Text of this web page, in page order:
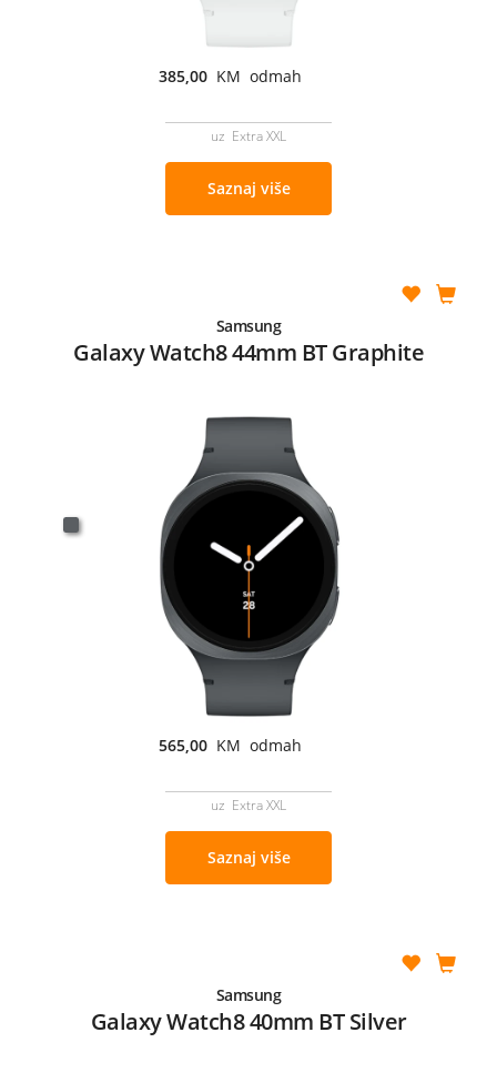
385,00 KM odmah
uz Extra XXL
Saznaj više
Samsung
Galaxy Watch8 44mm BT Graphite
565,00 KM odmah
uz Extra XXL
Saznaj više
Samsung
Galaxy Watch8 40mm BT Silver